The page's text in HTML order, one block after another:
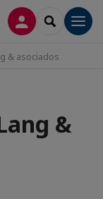
CONECTARSE
SEARCH
& asociados
&